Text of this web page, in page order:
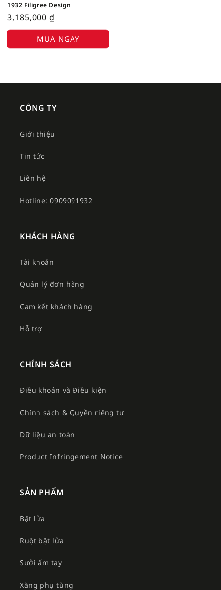
1932 Filigree Design
3,185,000 ₫
MUA NGAY
CÔNG TY
Giới thiệu
Tin tức
Liên hệ
Hotline: 0909091932
KHÁCH HÀNG
Tài khoản
Quản lý đơn hàng
Cam kết khách hàng
Hỗ trợ
CHÍNH SÁCH
Điều khoản và Điều kiện
Chính sách & Quyền riêng tư
Dữ liệu an toàn
Product Infringement Notice
SẢN PHẨM
Bật lửa
Ruột bật lửa
Sưởi ấm tay
Xăng phụ tùng